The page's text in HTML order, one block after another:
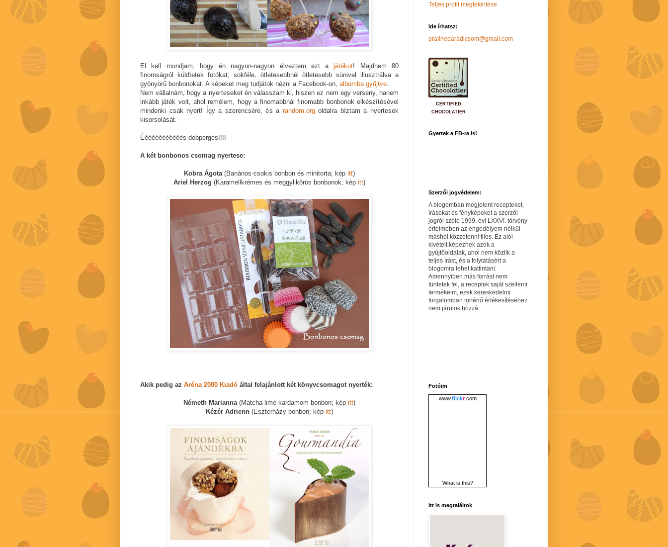
El kell mondjam, hogy én nagyon-nagyon élveztem ezt ajátékot! Majdnem 80
finomságról küldtetek fotókat, sokféle, ötletesebbnél ötletesebb sünivel illusztrálva a
gyönyörű bonbonokat. A képeket meg tudjátok nézni a Facebook-on, albumba gyűjtve.
Nem vállalnám, hogy a nyerteseket én válasszam ki, hiszen ez nem egy verseny, hanem
inkább játék volt, ahol remélem, hogy a finomabbnál finomabb bonbonok elkészítésével
mindenki csak nyert! Így a szerencsére, és a random.orgoldalra bíztam a nyertesek
kisorsolását.
Éééééééééééés dobpergés!!!!
A két bonbonos csomag nyertese:
Kobra Ágota (Banános-csokis bonbon és minitorta; kép itt)
Ariel Herzog (Karamellkrémes és meggylikőrös bonbonok; kép itt)
Akik pedig az Aréna 2000 Kiadó által felajánlott két könyvcsomagot nyerték:
Németh Marianna (Matcha-lime-kardamom bonbon; kép itt)
Kézér Adrienn (Eszterházy bonbon; kép itt)
Teljes profil megtekintése
Ide írhatsz:
pralineparadicsom@gmail.com
CERTIFIED
CHOCOLATIER
Gyertek a FB-ra is!
Szerzői jogvédelem:
A blogomban megjelent recepteket,
írásokat és fényképeket a szerzői
jogról szóló 1999. évi LXXVI. törvény
értelmében az engedélyem nélkül
máshol közzétenni tilos. Ez alól
kivételt képeznek azok a
gyűjtőoldalak, ahol nem közlik a
teljes írást, és a folytatásért a
blogomra lehet kattintani.
Amennyiben más forrást nem
tüntetek fel, a receptek saját szellemi
termékeim, ezek kereskedelmi
forgalomban történő értékesítéséhez
nem járulok hozzá.
Fotóim
www.flickr.com
What is this?
Itt is megtaláltok